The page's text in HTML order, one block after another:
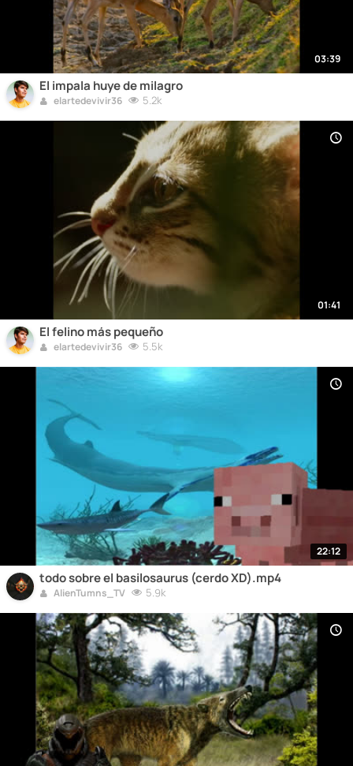
03:39
El impala huye de milagro
elartedevivir36 5.2k
01:41
El felino más pequeño
elartedevivir36 5.5k
22:12
todo sobre el basilosaurus (cerdo XD).mp4
AlienTumns_TV 5.9k